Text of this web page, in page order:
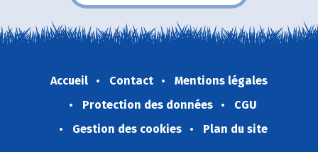
Accueil Contact
Mentions légales
Protection des données
CGU
Gestion des cookies
Plan du site